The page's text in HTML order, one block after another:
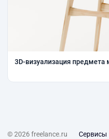
3D-визуализация предмета
© 2026 freelance.ru Сервисы